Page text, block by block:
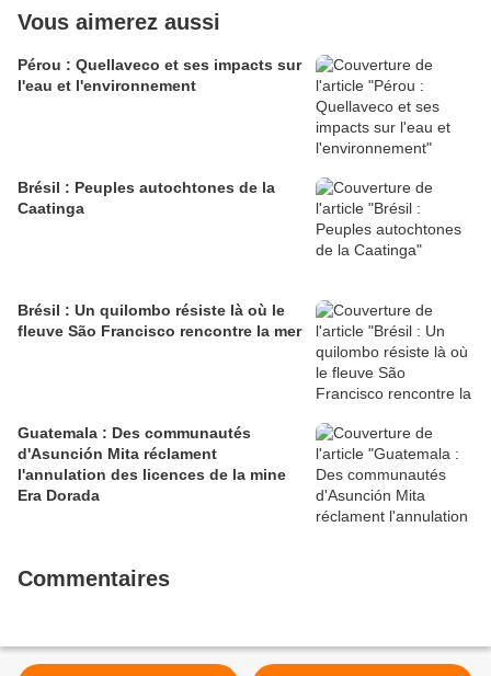
Vous aimerez aussi
Pérou : Quellaveco et ses impacts sur
l'eau et l'environnement
Brésil : Peuples autochtones de la
Caatinga
Brésil : Un quilombo résiste là où le
fleuve São Francisco rencontre la mer
Guatemala : Des communautés
d'Asunción Mita réclament
l'annulation des licences de la mine
Era Dorada
Commentaires